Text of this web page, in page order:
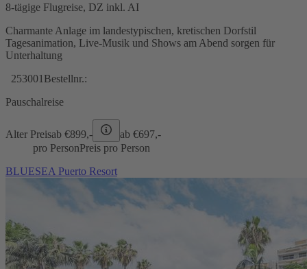
8-tägige Flugreise, DZ inkl. AI
Charmante Anlage im landestypischen, kretischen Dorfstil
Tagesanimation, Live-Musik und Shows am Abend sorgen für
Unterhaltung
253001 Bestellnr.:
Pauschalreise
Alter Preisab €899,- ab €697,-
pro PersonPreis pro Person
BLUESEA Puerto Resort